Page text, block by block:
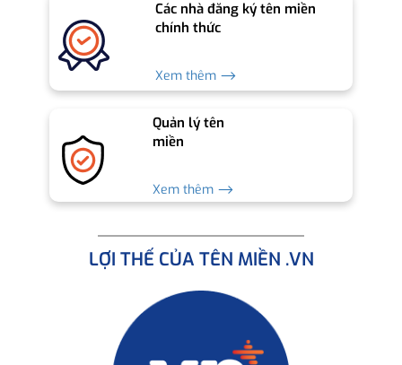
Các nhà đăng ký tên miền
chính thức
Xem thêm ⟶
Quản lý tên
miền
Xem thêm ⟶
LỢI THẾ CỦA TÊN MIỀN .VN